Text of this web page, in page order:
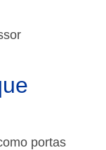
portas